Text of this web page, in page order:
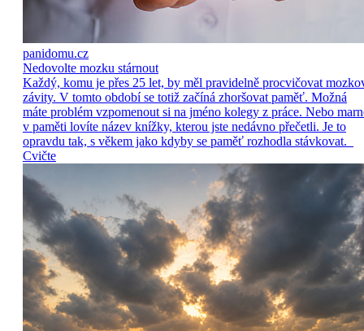
panidomu.cz
Nedovolte mozku stárnout
Každý, komu je přes 25 let, by měl pravidelně procvičovat
závity. V tomto období se totiž začíná zhoršovat paměť. Možná
máte problém vzpomenout si na jméno kolegy z práce. Nebo
v paměti lovíte název knížky, kterou jste nedávno přečetli. Je to
opravdu tak, s věkem jako kdyby se paměť rozhodla stávkovat.
Cvičte